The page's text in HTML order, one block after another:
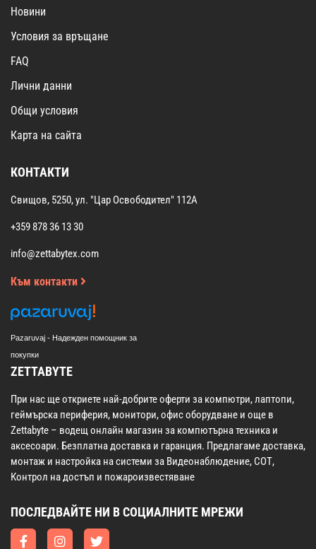
Новини
Условия за връщане
FAQ
Лични данни
Общи условия
Карта на сайта
КОНТАКТИ
Свищов, 5250, ул. "Цар Освободител" 112А
+359 878 36 13 30
info@zettabytex.com
Към контакти
Pazaruvaj - Надежден помощник за
покупки
ZETTABYTE
При нас ще откриете най-добрите оферти за компютри, лаптопи,
геймърска периферия, монитори, офис оборудване и още в
Zettabyte – водещ онлайн магазин за компютърна техника и
аксесоари. Безплатна доставка и гаранция. Предлагаме доставка,
монтаж и настройка на системи за Видеонаблюдение, СОТ,
Контрол на достъп и пожароизвестяване
ПОСЛЕДВАЙТЕ НИ В СОЦИАЛНИТЕ МРЕЖИ